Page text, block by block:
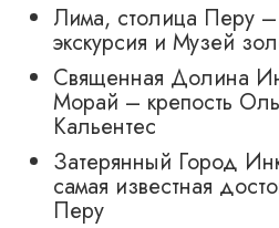
Лима, столица Перу
экскурсия и Музей
Священная Долина
Морай – крепость
Кальентес
Затерянный Город
самая известная
Перу